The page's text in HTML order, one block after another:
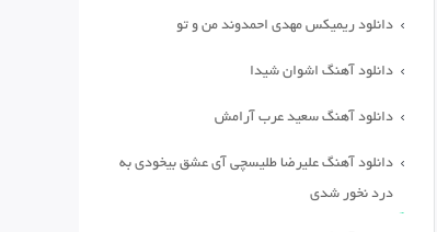
دانلود ریمیکس مهدی احمدوند من و تو
دانلود آهنگ اشوان شیدا
دانلود آهنگ سعید عرب آرامش
دانلود آهنگ علیرضا طلیسچی آی عشق بیخودی به
درد نخور شدی